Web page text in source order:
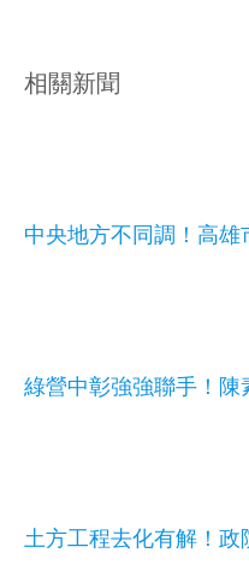
相關新聞
中央地方不同調！高
綠營中彰強強聯手！
土方工程去化有解！